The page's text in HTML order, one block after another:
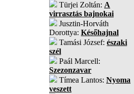
Türjei Zoltán: A
virrasztás bajnokai
Jusztin-Horváth
Dorottya: Későhajnal
Tamási József: északi
szél
Paál Marcell:
Szezonzavar
Tímea Lantos: Nyoma
veszett